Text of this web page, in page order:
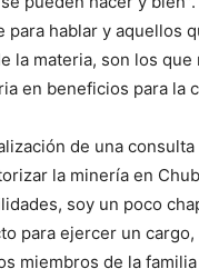
para hablar y aquellos
la materia, son los que
en beneficios para la
de una
la minería en
soy un poco
para ejercer un cargo,
miembros de la